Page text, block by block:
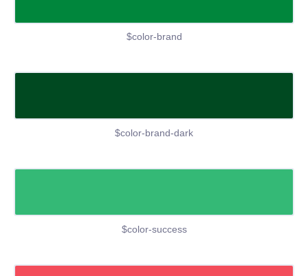
$color-brand
$color-brand-dark
$color-success